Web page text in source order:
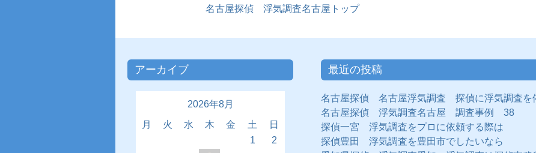
名古屋探偵 浮気調査名古屋トップ
アーカイブ
2026年8月
月
火 水 木 金 土
日
1
2
最近の投稿
名古屋探偵 名古屋浮気調査 探偵に浮気調査を
名古屋探偵 浮気調査名古屋 調査事例 38
探偵一宮 浮気調査をプロに依頼する際は
探偵豊田 浮気調査を豊田市でしたいなら